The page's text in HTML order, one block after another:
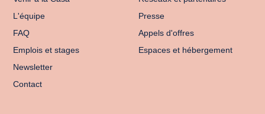
L'équipe
FAQ
Emplois et stages
Newsletter
Contact
Presse
Appels d'offres
Espaces et hébergement